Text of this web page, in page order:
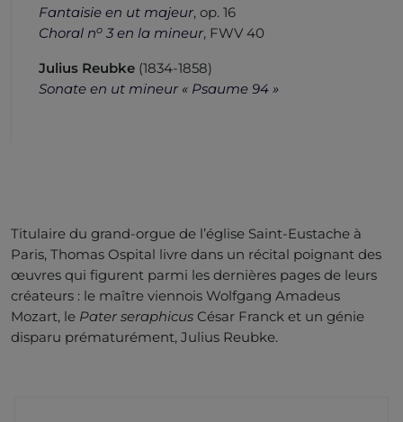
Fantaisie en ut majeur, op. 16
Choral no 3 en la mineur, FWV 40
Julius Reubke (1834-1858)
Sonate en ut mineur « Psaume 94 »
Titulaire du grand-orgue de l’église Saint-Eustache à
Paris, Thomas Ospital livre dans un récital poignant des
œuvres qui figurent parmi les dernières pages de leurs
créateurs : le maître viennois Wolfgang Amadeus
Mozart, le Pater seraphicus César Franck et un génie
disparu prématurément, Julius Reubke.